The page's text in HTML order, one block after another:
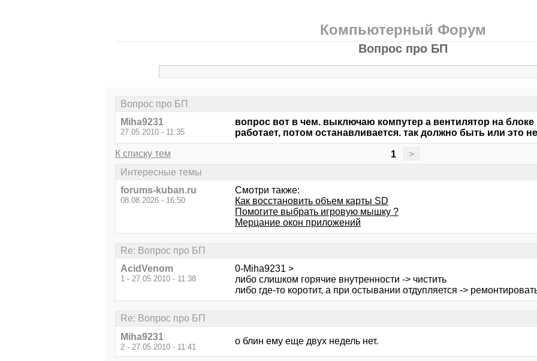
Компьютерный Форум
Вопрос про БП
Вопрос про БП
Miha9231
27.05.2010 - 11:35
вопрос вот в чем. выключаю компутер а вентилятор на
работает, потом останавливается. так должно быть или это
К списку тем 1 >
Интересные темы
forums-kuban.ru
08.08.2026 - 16:50
Смотри также:
Как восстановить объем карты SD
Помогите выбрать игровую мышку ?
Мерцание окон приложений
Re: Вопрос про БП
AcidVenom
1 - 27.05.2010 - 11:38
0-Miha9231 >
либо слишком горячие внутренности -> чистить
либо где-то коротит, а при остывании отдупляется ->
Re: Вопрос про БП
Miha9231
2 - 27.05.2010 - 11:41
о блин ему еще двух недель нет.